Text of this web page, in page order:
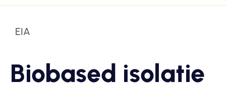
EIA
Biobased isolatie